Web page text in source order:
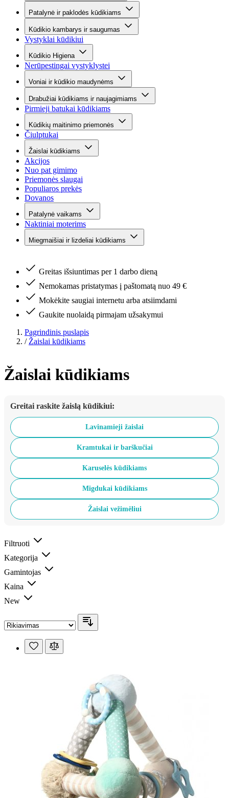
Patalynė ir paklodės kūdikiams
Kūdikio kambarys ir saugumas
Vystyklai kūdikiui
Kūdikio Higiena
Nerūpestingai vystyklystei
Voniai ir kūdikio maudynėms
Drabužiai kūdikiams ir naujagimiams
Pirmieji batukai kūdikiams
Kūdikių maitinimo priemonės
Čiulptukai
Žaislai kūdikiams
Akcijos
Nuo pat gimimo
Priemonės slaugai
Populiaros prekės
Dovanos
Patalynė vaikams
Naktiniai moterims
Miegmaišiai ir lizdeliai kūdikiams
Greitas išsiuntimas per 1 darbo dieną
Nemokamas pristatymas į paštomatą nuo 49 €
Mokėkite saugiai internetu arba atsiimdami
Gaukite nuolaidą pirmajam užsakymui
Pagrindinis puslapis
/ Žaislai kūdikiams
Žaislai kūdikiams
Greitai raskite žaislą kūdikiui:
Lavinamieji žaislai
Kramtukai ir barškučiai
Karuselės kūdikiams
Migdukai kūdikiams
Žaislai vežimėliui
Filtruoti
Kategorija
Gamintojas
Kaina
New